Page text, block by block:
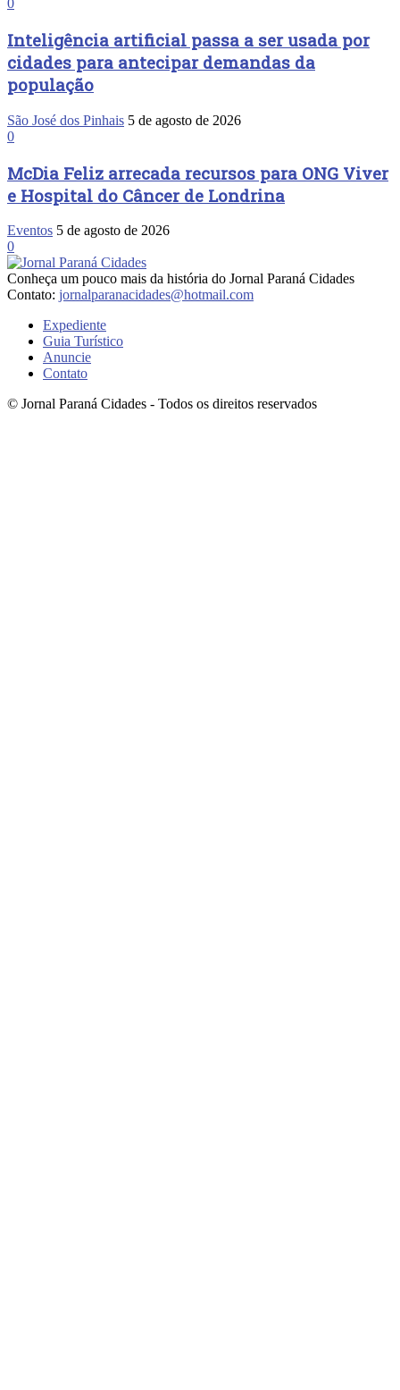
0
Inteligência artificial passa a ser usada por
cidades para antecipar demandas da
população
São José dos Pinhais 5 de agosto de 2026
0
McDia Feliz arrecada recursos para ONG Viver
e Hospital do Câncer de Londrina
Eventos 5 de agosto de 2026
0
Conheça um pouco mais da história do Jornal Paraná Cidades
Contato: jornalparanacidades@hotmail.com
Expediente
Guia Turístico
Anuncie
Contato
© Jornal Paraná Cidades - Todos os direitos reservados